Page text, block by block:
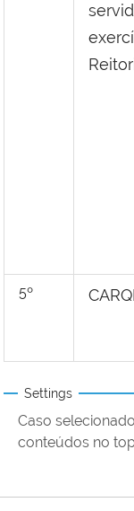
5º
Settings
Caso
conteúdos no